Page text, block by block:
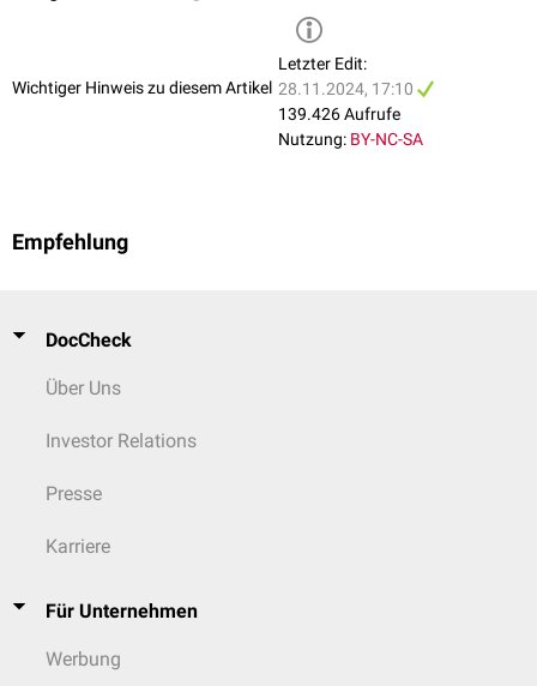
(Objektträger-
1 Tropfen
Kaninchen-
Citratplasma
wird auf einem
Objektträger mit
sichtbare
negativ:
Wichtiger Hinweis zu diesem Artikel
Letzter Edit:
28.11.2024, 17:10
139.426 Aufrufe
Nutzung: BY-NC-SA
Empfehlung
DocCheck
Über Uns
Investor Relations
Presse
Karriere
Für Unternehmen
Werbung